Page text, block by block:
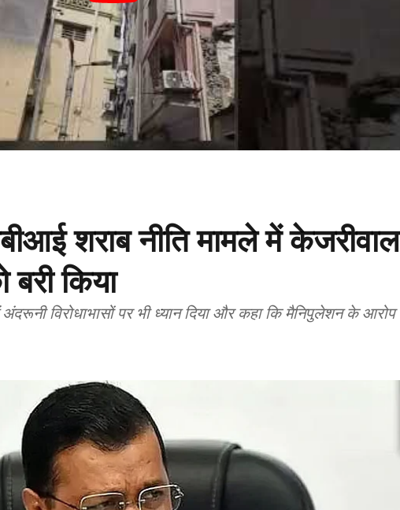
शराब नीति मामले में केजरीवाल
किया
विरोधाभासों पर भी ध्यान दिया और कहा कि मैनिपुलेशन के आरोप